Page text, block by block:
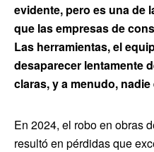
evidente, pero es una de
que las empresas de
Las herramientas, el
desaparecer lentamente
claras, y a menudo,
En 2024, el robo en obras
resultó en pérdidas que